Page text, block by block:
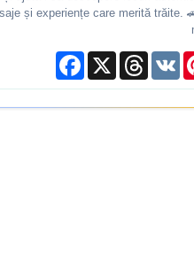
și experiențe care merită
Facebook
X Threads